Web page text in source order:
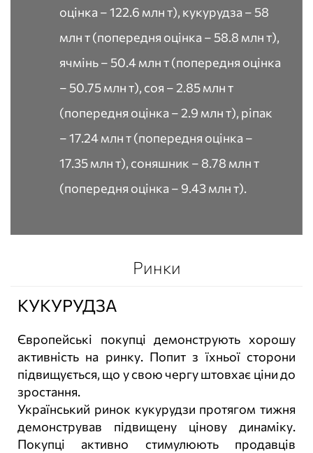
оцінка – 122.6 млн т), кукурудза – 58
млн т (попередня оцінка – 58.8 млн т),
ячмінь – 50.4 млн т (попередня оцінка
– 50.75 млн т), соя – 2.85 млн т
(попередня оцінка – 2.9 млн т), ріпак
– 17.24 млн т (попередня оцінка –
17.35 млн т), соняшник – 8.78 млн т
(попередня оцінка – 9.43 млн т).
Ринки
КУКУРУДЗА
Європейські покупці демонструють хорошу
активність на ринку. Попит з їхньої сторони
підвищується, що у свою чергу штовхає ціни до
зростання.
Український ринок кукурудзи протягом тижня
демонстрував підвищену цінову динаміку.
Покупці активно стимулюють продавців